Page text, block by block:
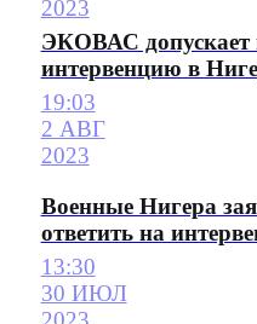
2023
ЭКОВАС допускает
интервенцию в
19:03
2 АВГ
2023
Военные Нигера
ответить на
13:30
30 ИЮЛ